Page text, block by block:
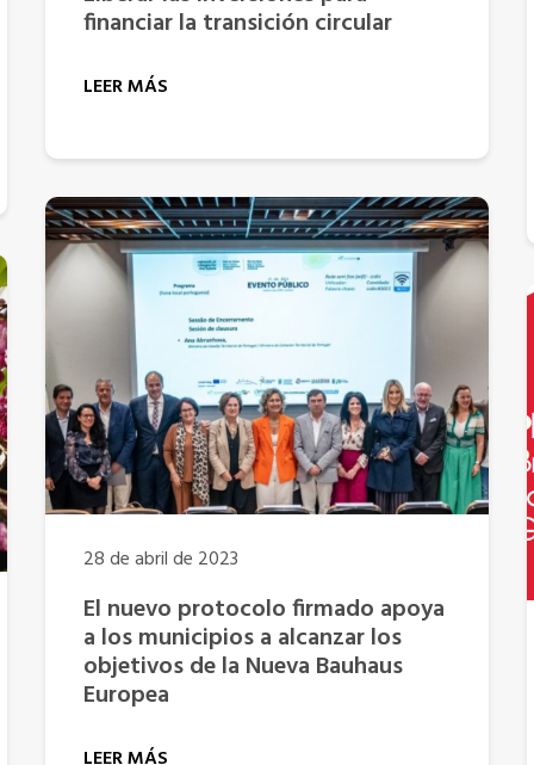
financiar la transición circular
LEER MÁS
28 de abril de 2023
El nuevo protocolo firmado apoya
a los municipios a alcanzar los
objetivos de la Nueva Bauhaus
Europea
LEER MÁS